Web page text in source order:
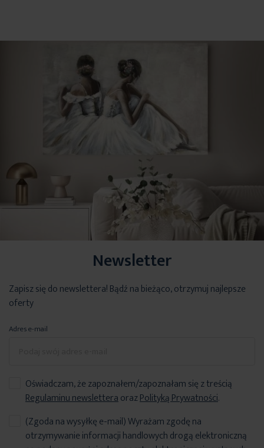
Newsletter
Zapisz się do newslettera! Bądź na bieżąco, otrzymuj najlepsze
oferty
Adres e-mail
Oświadczam, że zapoznałem/zapoznałam się z treścią
Regulaminu newsletteraorazPolityką Prywatności.
(Zgoda na wysyłkę e-mail) Wyrażam zgodę na
otrzymywanie informacji handlowych drogą elektroniczną